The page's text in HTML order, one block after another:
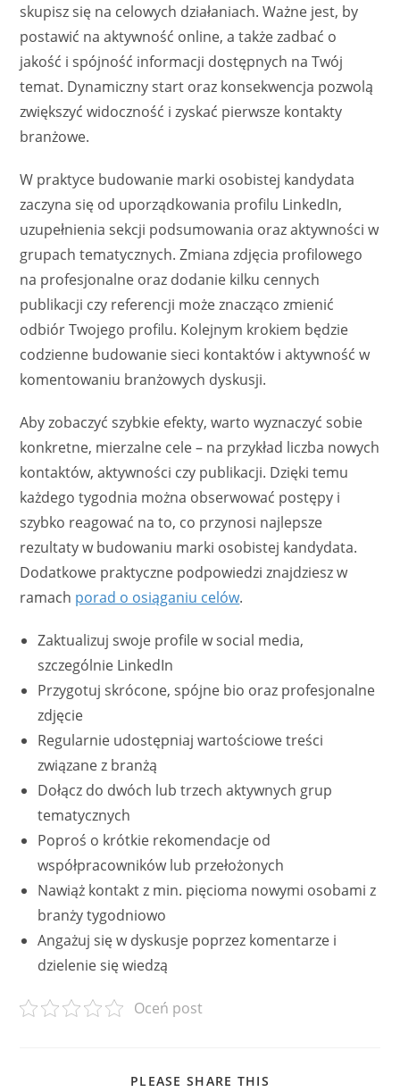
skupisz się na celowych działaniach. Ważne jest, by
postawić na aktywność online, a także zadbać o
jakość i spójność informacji dostępnych na Twój
temat. Dynamiczny start oraz konsekwencja pozwolą
zwiększyć widoczność i zyskać pierwsze kontakty
branżowe.
W praktyce budowanie marki osobistej kandydata
zaczyna się od uporządkowania profilu LinkedIn,
uzupełnienia sekcji podsumowania oraz aktywności w
grupach tematycznych. Zmiana zdjęcia profilowego
na profesjonalne oraz dodanie kilku cennych
publikacji czy referencji może znacząco zmienić
odbiór Twojego profilu. Kolejnym krokiem będzie
codzienne budowanie sieci kontaktów i aktywność w
komentowaniu branżowych dyskusji.
Aby zobaczyć szybkie efekty, warto wyznaczyć sobie
konkretne, mierzalne cele – na przykład liczba nowych
kontaktów, aktywności czy publikacji. Dzięki temu
każdego tygodnia można obserwować postępy i
szybko reagować na to, co przynosi najlepsze
rezultaty w budowaniu marki osobistej kandydata.
Dodatkowe praktyczne podpowiedzi znajdziesz w
ramach porad o osiąganiu celów.
Zaktualizuj swoje profile w social media,
szczególnie LinkedIn
Przygotuj skrócone, spójne bio oraz profesjonalne
zdjęcie
Regularnie udostępniaj wartościowe treści
związane z branżą
Dołącz do dwóch lub trzech aktywnych grup
tematycznych
Poproś o krótkie rekomendacje od
współpracowników lub przełożonych
Nawiąż kontakt z min. pięcioma nowymi osobami z
branży tygodniowo
Angażuj się w dyskusje poprzez komentarze i
dzielenie się wiedzą
Oceń post
PLEASE SHARE THIS